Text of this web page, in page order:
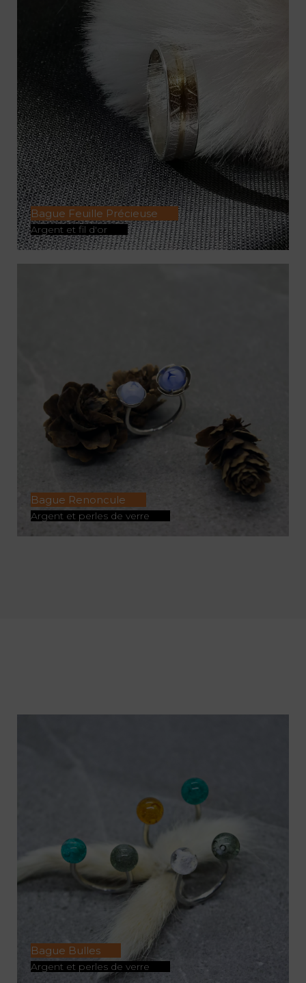
Bague Feuille Précieuse
Argent et fil d'or
Bague Renoncule
Argent et perles de verre
Bague Bulles
Argent et perles de verre